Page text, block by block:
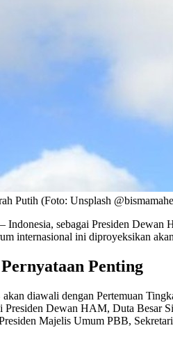
Putih (Foto: Unsplash
– Indonesia, sebagai Presiden
internasional ini diproyeksikan
Penting
diawali dengan Pertemuan
Presiden Dewan HAM, Duta Besar
Majelis Umum PBB,